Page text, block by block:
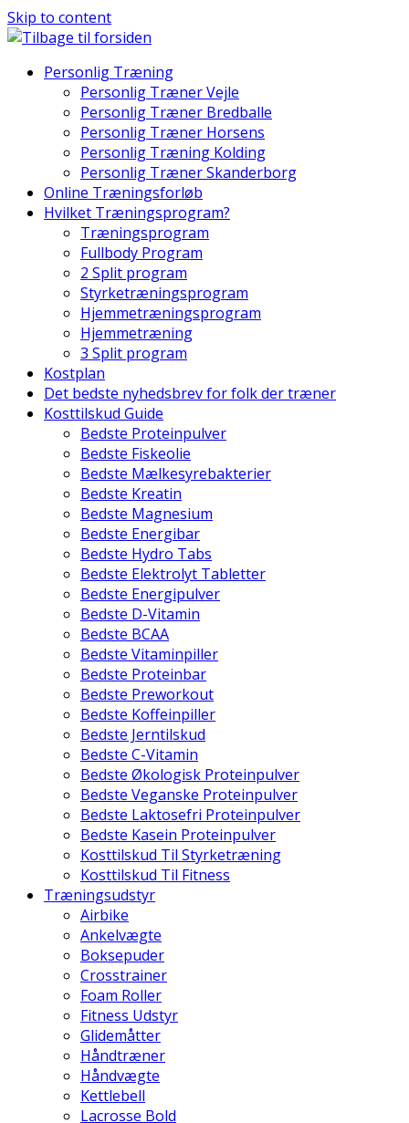
Skip to content
Personlig Træning
Personlig Træner Vejle
Personlig Træner Bredballe
Personlig Træner Horsens
Personlig Træning Kolding
Personlig Træner Skanderborg
Online Træningsforløb
Hvilket Træningsprogram?
Træningsprogram
Fullbody Program
2 Split program
Styrketræningsprogram
Hjemmetræningsprogram
Hjemmetræning
3 Split program
Kostplan
Det bedste nyhedsbrev for folk der træner
Kosttilskud Guide
Bedste Proteinpulver
Bedste Fiskeolie
Bedste Mælkesyrebakterier
Bedste Kreatin
Bedste Magnesium
Bedste Energibar
Bedste Hydro Tabs
Bedste Elektrolyt Tabletter
Bedste Energipulver
Bedste D-Vitamin
Bedste BCAA
Bedste Vitaminpiller
Bedste Proteinbar
Bedste Preworkout
Bedste Koffeinpiller
Bedste Jerntilskud
Bedste C-Vitamin
Bedste Økologisk Proteinpulver
Bedste Veganske Proteinpulver
Bedste Laktosefri Proteinpulver
Bedste Kasein Proteinpulver
Kosttilskud Til Styrketræning
Kosttilskud Til Fitness
Træningsudstyr
Airbike
Ankelvægte
Boksepuder
Crosstrainer
Foam Roller
Fitness Udstyr
Glidemåtter
Håndtræner
Håndvægte
Kettlebell
Lacrosse Bold